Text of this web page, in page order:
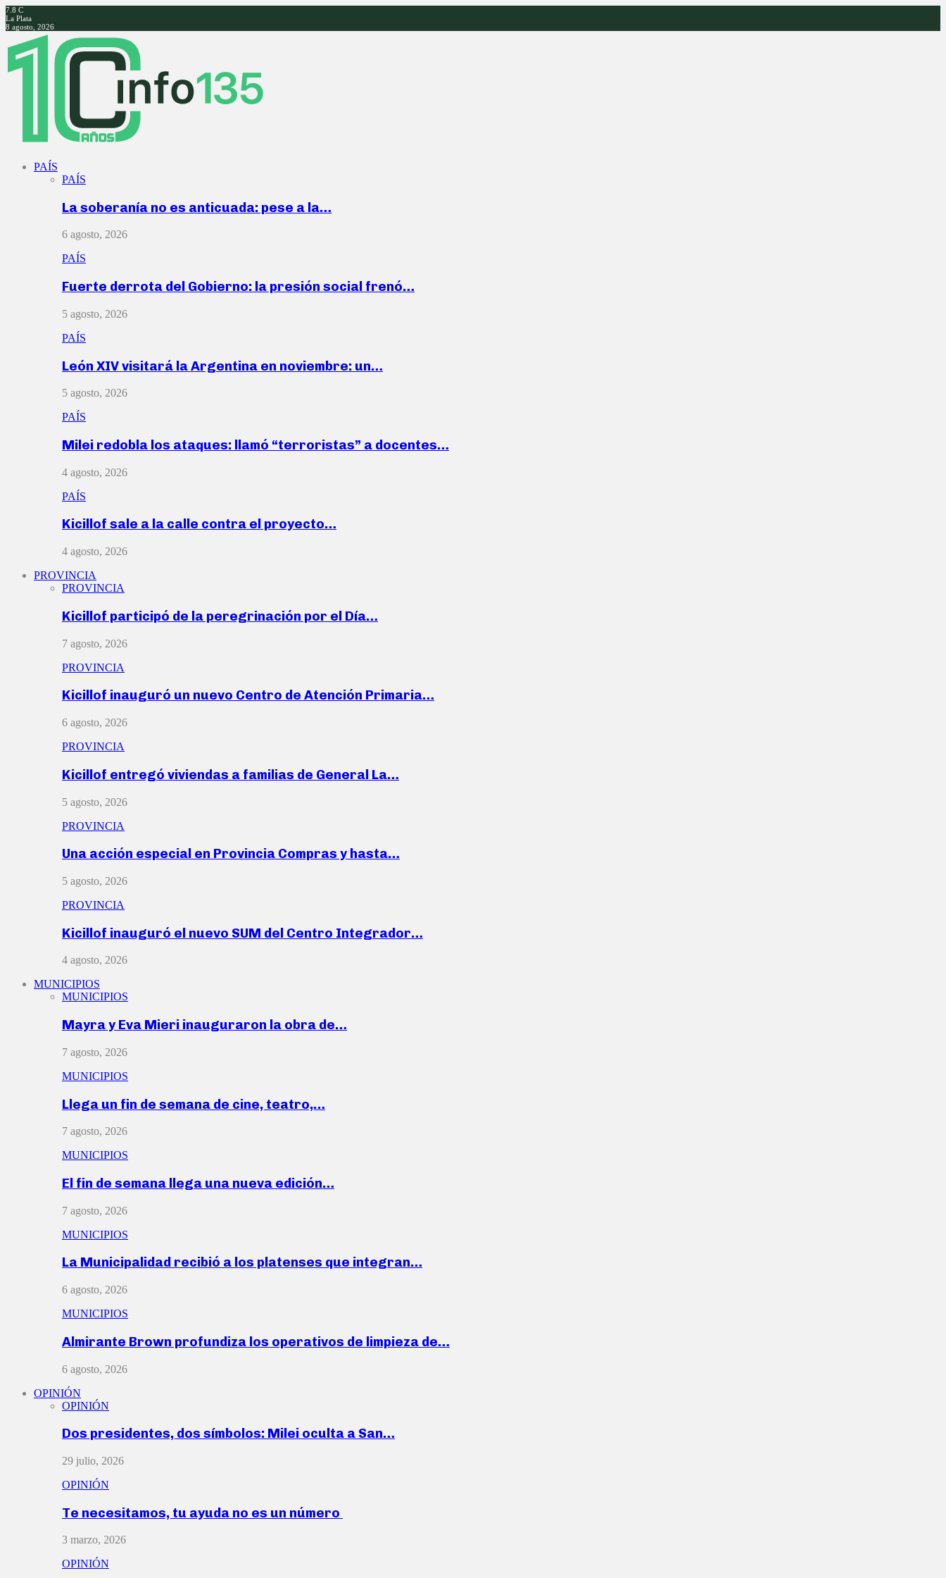
7.8 C
La Plata
8 agosto, 2026
Facebook
Twitter
Instagram
Youtube
PAÍS
PAÍS
La soberanía no es anticuada: pese a la…
6 agosto, 2026
PAÍS
Fuerte derrota del Gobierno: la presión social frenó…
5 agosto, 2026
PAÍS
León XIV visitará la Argentina en noviembre: un…
5 agosto, 2026
PAÍS
Milei redobla los ataques: llamó “terroristas” a docentes…
4 agosto, 2026
PAÍS
Kicillof sale a la calle contra el proyecto…
4 agosto, 2026
PROVINCIA
PROVINCIA
Kicillof participó de la peregrinación por el Día…
7 agosto, 2026
PROVINCIA
Kicillof inauguró un nuevo Centro de Atención Primaria…
6 agosto, 2026
PROVINCIA
Kicillof entregó viviendas a familias de General La…
5 agosto, 2026
PROVINCIA
Una acción especial en Provincia Compras y hasta…
5 agosto, 2026
PROVINCIA
Kicillof inauguró el nuevo SUM del Centro Integrador…
4 agosto, 2026
MUNICIPIOS
MUNICIPIOS
Mayra y Eva Mieri inauguraron la obra de…
7 agosto, 2026
MUNICIPIOS
Llega un fin de semana de cine, teatro,…
7 agosto, 2026
MUNICIPIOS
El fin de semana llega una nueva edición…
7 agosto, 2026
MUNICIPIOS
La Municipalidad recibió a los platenses que integran…
6 agosto, 2026
MUNICIPIOS
Almirante Brown profundiza los operativos de limpieza de…
6 agosto, 2026
OPINIÓN
OPINIÓN
Dos presidentes, dos símbolos: Milei oculta a San…
29 julio, 2026
OPINIÓN
Te necesitamos, tu ayuda no es un número
3 marzo, 2026
OPINIÓN